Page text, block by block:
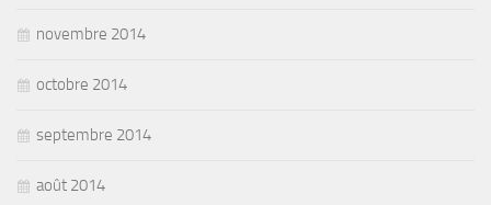
novembre 2014
octobre 2014
septembre 2014
août 2014